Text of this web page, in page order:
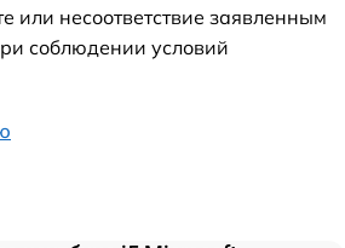
или несоответствие заявленным
соблюдении условий